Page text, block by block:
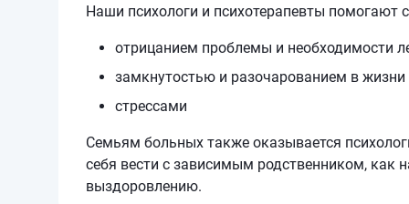
Наши психологи и психотерапевты помогают
отрицанием проблемы и необходимости
замкнутостью и разочарованием в жизни
стрессами
Семьям больных также оказывается
себя вести с зависимым родственником, как
выздоровлению.